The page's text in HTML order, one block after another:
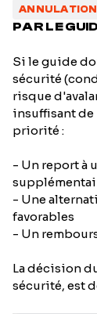
ANNULATION
PAR LE
Si le guide
sécurité
risque
insuffisant
priorité :
- Un report à
- Une
favorables
- Un
La décision
sécurité, est